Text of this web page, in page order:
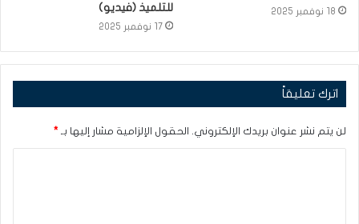
18 نوفمبر 2025
للتلميذ (فيديو)
17 نوفمبر 2025
اترك تعليقاً
لن يتم نشر عنوان بريدك الإلكتروني. الحقول الإلزامية مشار إليها بـ *